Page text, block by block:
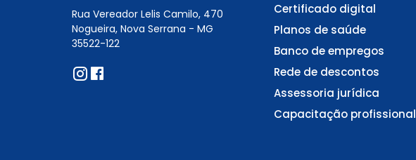
Rua Vereador Lelis Camilo, 470
Nogueira, Nova Serrana - MG
35522-122
Certificado digital
Planos de saúde
Banco de empregos
Rede de descontos
Assessoria jurídica
Capacitação profissional